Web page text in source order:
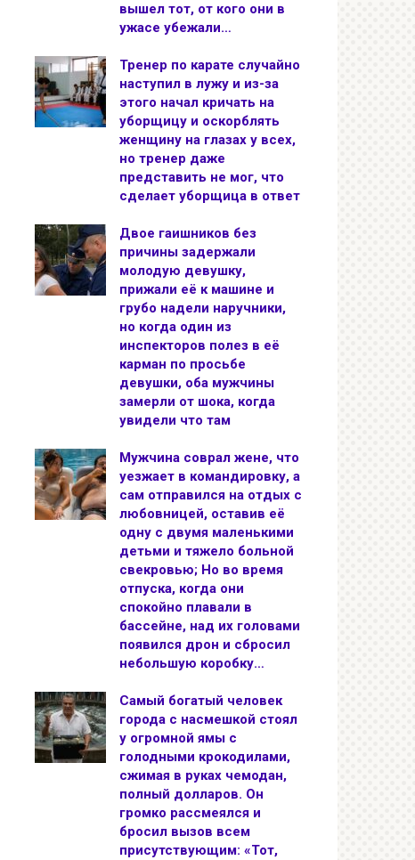
вышел тот, от кого они в
ужасе убежали…
Тренер по карате случайно
наступил в лужу и из-за
этого начал кричать на
уборщицу и оскорблять
женщину на глазах у всех,
но тренер даже
представить не мог, что
сделает уборщица в ответ
Двое гаишников без
причины задержали
молодую девушку,
прижали её к машине и
грубо надели наручники,
но когда один из
инспекторов полез в её
карман по просьбе
девушки, оба мужчины
замерли от шока, когда
увидели что там
Мужчина соврал жене, что
уезжает в командировку, а
сам отправился на отдых с
любовницей, оставив её
одну с двумя маленькими
детьми и тяжело больной
свекровью; Но во время
отпуска, когда они
спокойно плавали в
бассейне, над их головами
появился дрон и сбросил
небольшую коробку…
Самый богатый человек
города с насмешкой стоял
у огромной ямы с
голодными крокодилами,
сжимая в руках чемодан,
полный долларов. Он
громко рассмеялся и
бросил вызов всем
присутствующим: «Тот,